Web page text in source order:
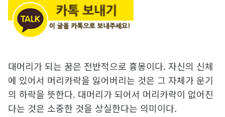
대머리가 되는 꿈은 전반적으로 흉몽이다. 자신의 신체
에 있어서 머리카락을 잃어버리는 것은 그 자체가 운기
의 하락을 뜻한다. 대머리가 되어서 머리카락이 없어진
다는 것은 소중한 것을 상실한다는 의미이다.